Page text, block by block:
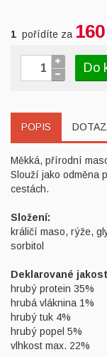
1 pořídíte za
Do
POPIS
Měkká, přírodní
Slouží jako odměna
cestách.
Složení:
králičí maso, rýže,
sorbitol
Deklarované
hrubý protein 35%
hrubá vláknina 1%
hrubý tuk 4%
hrubý popel 5%
vlhkost max. 22%